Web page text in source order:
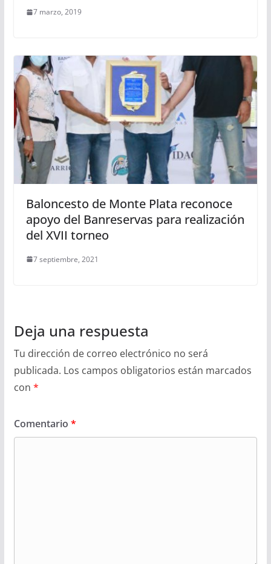
7 marzo, 2019
Baloncesto de Monte Plata reconoce
apoyo del Banreservas para realización
del XVII torneo
7 septiembre, 2021
Deja una respuesta
Tu dirección de correo electrónico no será
publicada. Los campos obligatorios están marcados
con *
Comentario *